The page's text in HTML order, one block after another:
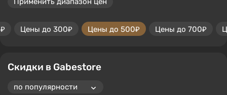
Цены до 300₽ Цены до 500₽ Цены до 700₽
Скидки в Gabestore